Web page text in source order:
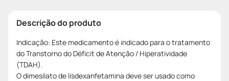
Descrição do produto
Indicação: Este medicamento é indicado para o tratamento
do Transtorno do Déficit de Atenção / Hiperatividade
(TDAH).
O dimesilato de lisdexanfetamina deve ser usado como